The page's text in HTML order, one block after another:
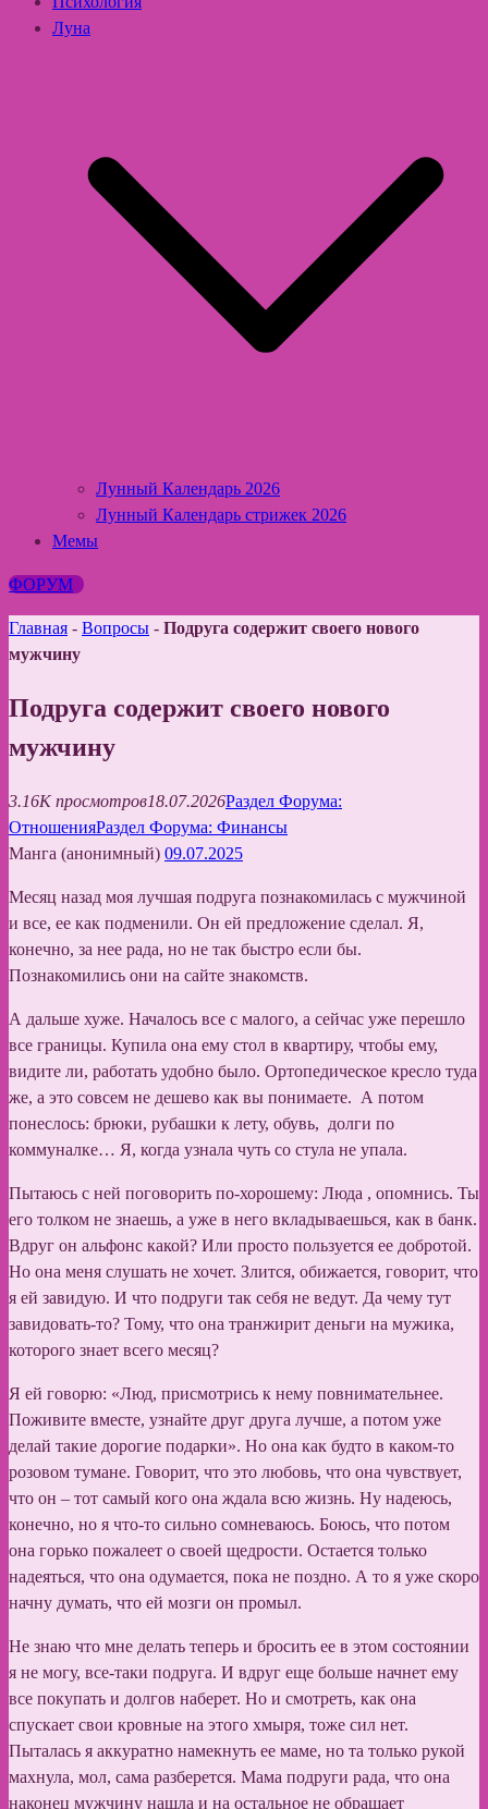
Луна
Лунный Календарь 2026
Лунный Календарь стрижек 2026
Мемы
ФОРУМ
Главная - Вопросы - Подруга содержит своего нового
мужчину
Подруга содержит своего нового
мужчину
3.16K просмотров18.07.2026Раздел Форума:
ОтношенияРаздел Форума: Финансы
Манга (анонимный) 09.07.2025
Месяц назад моя лучшая подруга познакомилась с мужчиной
и все, ее как подменили. Он ей предложение сделал. Я,
конечно, за нее рада, но не так быстро если бы.
Познакомились они на сайте знакомств.
А дальше хуже. Началось все с малого, а сейчас уже перешло
все границы. Купила она ему стол в квартиру, чтобы ему,
видите ли, работать удобно было. Ортопедическое кресло туда
же, а это совсем не дешево как вы понимаете. А потом
понеслось: брюки, рубашки к лету, обувь, долги по
коммуналке… Я, когда узнала чуть со стула не упала.
Пытаюсь с ней поговорить по-хорошему: Люда , опомнись. Ты
его толком не знаешь, а уже в него вкладываешься, как в банк.
Вдруг он альфонс какой? Или просто пользуется ее добротой.
Но она меня слушать не хочет. Злится, обижается, говорит, что
я ей завидую. И что подруги так себя не ведут. Да чему тут
завидовать-то? Тому, что она транжирит деньги на мужика,
которого знает всего месяц?
Я ей говорю: «Люд, присмотрись к нему повнимательнее.
Поживите вместе, узнайте друг друга лучше, а потом уже
делай такие дорогие подарки». Но она как будто в каком-то
розовом тумане. Говорит, что это любовь, что она чувствует,
что он – тот самый кого она ждала всю жизнь. Ну надеюсь,
конечно, но я что-то сильно сомневаюсь. Боюсь, что потом
она горько пожалеет о своей щедрости. Остается только
надеяться, что она одумается, пока не поздно. А то я уже скоро
начну думать, что ей мозги он промыл.
Не знаю что мне делать теперь и бросить ее в этом состоянии
я не могу, все-таки подруга. И вдруг еще больше начнет ему
все покупать и долгов наберет. Но и смотреть, как она
спускает свои кровные на этого хмыря, тоже сил нет.
Пыталась я аккуратно намекнуть ее маме, но та только рукой
махнула, мол, сама разберется. Мама подруги рада, что она
наконец мужчину нашла и на остальное не обращает